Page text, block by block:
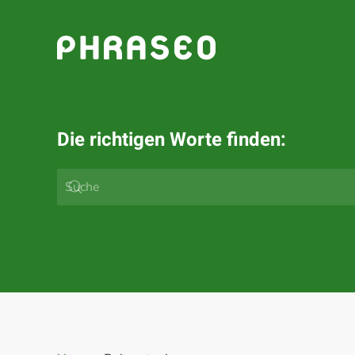
Zum Hauptinhalt springen
Die richtigen Worte finden: